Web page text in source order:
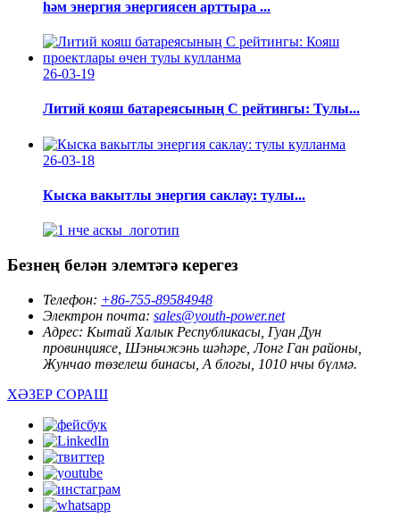
һәм энергия энергиясен арттыра ...
26-03-19
Литий кояш батареясының C рейтингы: Тулы...
26-03-18
Кыска вакытлы энергия саклау: тулы...
Безнең белән элемтәгә керегез
Телефон: +86-755-89584948
Электрон почта: sales@youth-power.net
Адрес: Кытай Халык Республикасы, Гуан Дун
провинциясе, Шэньчжэнь шәһәре, Лонг Ган районы,
Жунчао төзелеш бинасы, А блогы, 1010 нчы бүлмә.
ХӘЗЕР СОРАШ